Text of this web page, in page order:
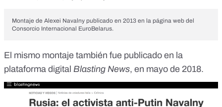
Montaje de Alexei Navalny publicado en 2013 en la página web del
Consorcio Internacional EuroBelarus.
El mismo montaje también fue publicado en la
plataforma digital Blasting News, en mayo de 2018.